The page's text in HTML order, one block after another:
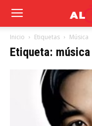
Inicio Etiquetas Música
Etiqueta: música